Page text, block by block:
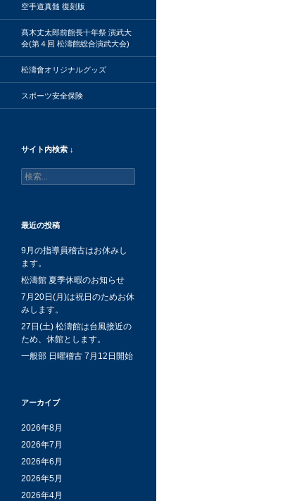
空手道真髄 復刻版
髙木丈太郎前館長十年祭 演武大
会(第４回 松濤館総合演武大会)
松濤會オリジナルグッズ
スポーツ安全保険
サイト内検索 ↓
検
索:
最近の投稿
9月の指導員稽古はお休みし
ます。
松濤館 夏季休暇のお知らせ
7月20日(月)は祝日のためお休
みします。
27日(土) 松濤館は台風接近の
ため、休館とします。
一般部 日曜稽古 7月12日開始
アーカイブ
2026年8月
2026年7月
2026年6月
2026年5月
2026年4月